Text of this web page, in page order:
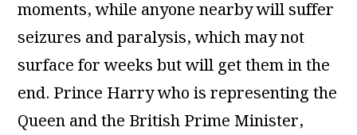
moments, while anyone nearby will suffer
seizures and paralysis, which may not
surface for weeks but will get them in the
end. Prince Harry who is representing the
Queen and the British Prime Minister,